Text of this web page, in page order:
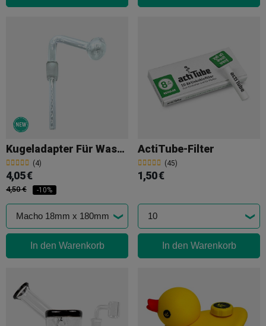
Kugeladapter Für Wasserpfeifen Und Bongs
(4)
4,05 €
4,50 € -10%
In den Warenkorb
ActiTube-Filter
(45)
1,50 €
In den Warenkorb